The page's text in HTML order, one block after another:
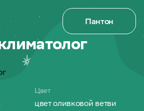
Пантон
Цвет
цвет оливковой ветви